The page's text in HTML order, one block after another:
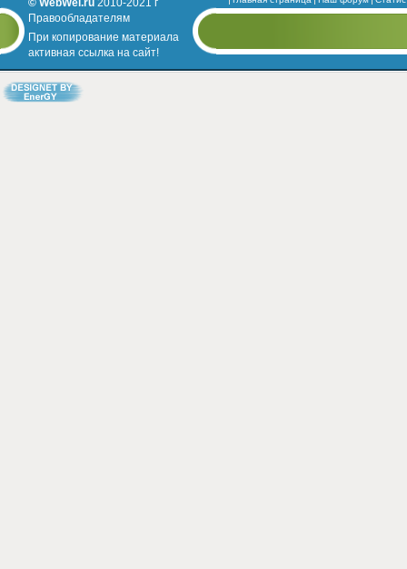
Правообладателям
При копирование материала
активная ссылка на сайт!